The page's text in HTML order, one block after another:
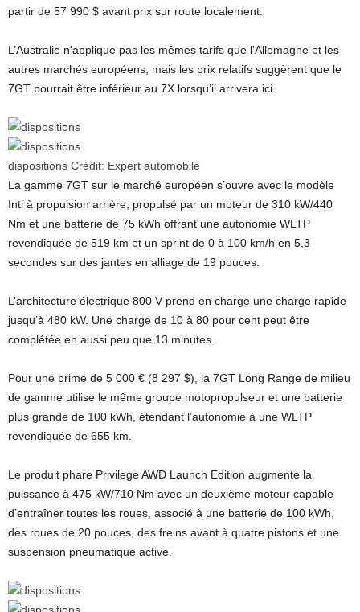
partir de 57 990 $ avant prix sur route localement.
L’Australie n’applique pas les mêmes tarifs que l’Allemagne et les
autres marchés européens, mais les prix relatifs suggèrent que le
7GT pourrait être inférieur au 7X lorsqu’il arrivera ici.
dispositions Crédit: Expert automobile
La gamme 7GT sur le marché européen s’ouvre avec le modèle
Inti à propulsion arrière, propulsé par un moteur de 310 kW/440
Nm et une batterie de 75 kWh offrant une autonomie WLTP
revendiquée de 519 km et un sprint de 0 à 100 km/h en 5,3
secondes sur des jantes en alliage de 19 pouces.
L’architecture électrique 800 V prend en charge une charge rapide
jusqu’à 480 kW. Une charge de 10 à 80 pour cent peut être
complétée en aussi peu que 13 minutes.
Pour une prime de 5 000 € (8 297 $), la 7GT Long Range de milieu
de gamme utilise le même groupe motopropulseur et une batterie
plus grande de 100 kWh, étendant l’autonomie à une WLTP
revendiquée de 655 km.
Le produit phare Privilege AWD Launch Edition augmente la
puissance à 475 kW/710 Nm avec un deuxième moteur capable
d’entraîner toutes les roues, associé à une batterie de 100 kWh,
des roues de 20 pouces, des freins avant à quatre pistons et une
suspension pneumatique active.